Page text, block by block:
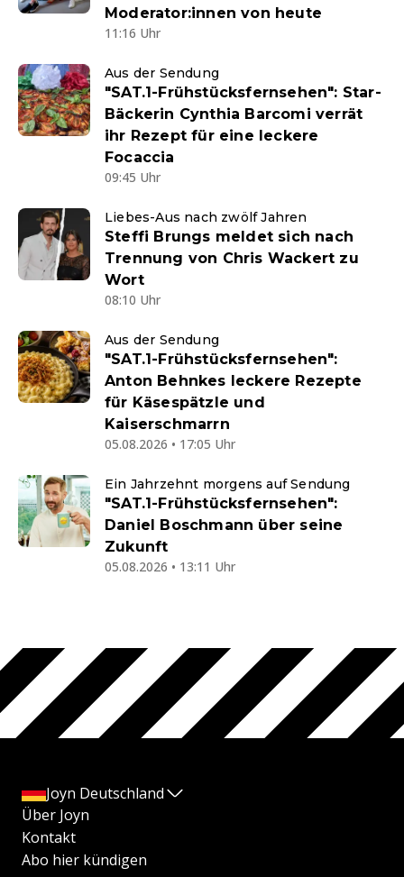
Moderator:innen von heute
11:16 Uhr
Aus der Sendung
"SAT.1-Frühstücksfernsehen": Star-
Bäckerin Cynthia Barcomi verrät
ihr Rezept für eine leckere
Focaccia
09:45 Uhr
Liebes-Aus nach zwölf Jahren
Steffi Brungs meldet sich nach
Trennung von Chris Wackert zu
Wort
08:10 Uhr
Aus der Sendung
"SAT.1-Frühstücksfernsehen":
Anton Behnkes leckere Rezepte
für Käsespätzle und
Kaiserschmarrn
05.08.2026 • 17:05 Uhr
Ein Jahrzehnt morgens auf Sendung
"SAT.1-Frühstücksfernsehen":
Daniel Boschmann über seine
Zukunft
05.08.2026 • 13:11 Uhr
Joyn Deutschland
Über Joyn
Kontakt
Abo hier kündigen